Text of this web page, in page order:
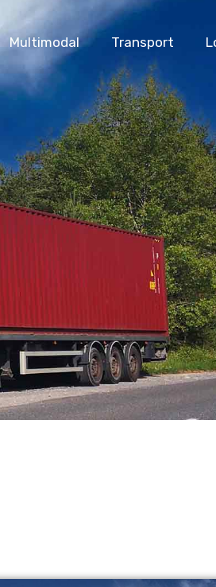
Multimodal Transport